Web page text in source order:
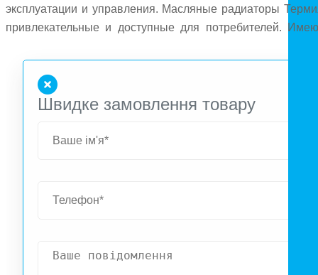
эксплуатации и управления. Масляные радиаторы
привлекательные и доступные для потребителей.
автоматически. Прибор оснащен колесами
перемещения.
Швидке замовлення товару